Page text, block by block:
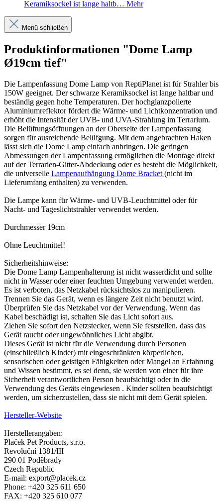
Keramiksockel ist lange haltb… Mehr
Menü schließen
Produktinformationen "Dome Lamp
Ø19cm tief"
Die Lampenfassung Dome Lamp von ReptiPlanet ist für Strahler bis
150W geeignet. Der schwarze Keramiksockel ist lange haltbar und
beständig gegen hohe Temperaturen. Der hochglanzpolierte
Aluminiumreflektor fördert die Wärme- und Lichtkonzentration und
erhöht die Intensität der UVB- und UVA-Strahlung im Terrarium.
Die Belüftungsöffnungen an der Oberseite der Lampenfassung
sorgen für ausreichende Belüfgung. Mit dem angebrachten Haken
lässt sich die Dome Lamp einfach anbringen. Die geringen
Abmessungen der Lampenfassung ermöglichen die Montage direkt
auf der Terrarien-Gitter-Abdeckung oder es besteht die Möglichkeit,
die universelle Lampenaufhängung Dome Bracket (nicht im
Lieferumfang enthalten) zu verwenden.
Die Lampe kann für Wärme- und UVB-Leuchtmittel oder für
Nacht- und Tageslichtstrahler verwendet werden.
Durchmesser 19cm
Ohne Leuchtmittel!
Sicherheitshinweise:
Die Dome Lamp Lampenhalterung ist nicht wasserdicht und sollte
nicht in Wasser oder einer feuchten Umgebung verwendet werden.
Es ist verboten, das Netzkabel rücksichtslos zu manipulieren.
Trennen Sie das Gerät, wenn es längere Zeit nicht benutzt wird.
Überprüfen Sie das Netzkabel vor der Verwendung. Wenn das
Kabel beschädigt ist, schalten Sie das Licht sofort aus.
Ziehen Sie sofort den Netzstecker, wenn Sie feststellen, dass das
Gerät raucht oder ungewöhnliches Licht abgibt.
Dieses Gerät ist nicht für die Verwendung durch Personen
(einschließlich Kinder) mit eingeschränkten körperlichen,
sensorischen oder geistigen Fähigkeiten oder Mangel an Erfahrung
und Wissen bestimmt, es sei denn, sie werden von einer für ihre
Sicherheit verantwortlichen Person beaufsichtigt oder in die
Verwendung des Geräts eingewiesen . Kinder sollten beaufsichtigt
werden, um sicherzustellen, dass sie nicht mit dem Gerät spielen.
Hersteller-Website
Herstellerangaben:
Plaček Pet Products, s.r.o.
Revoluční 1381/III
290 01 Poděbrady
Czech Republic
E-mail: export@placek.cz
Phone: +420 325 611 650
FAX: +420 325 610 077